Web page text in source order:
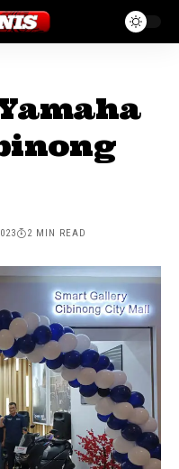
2 MIN READ